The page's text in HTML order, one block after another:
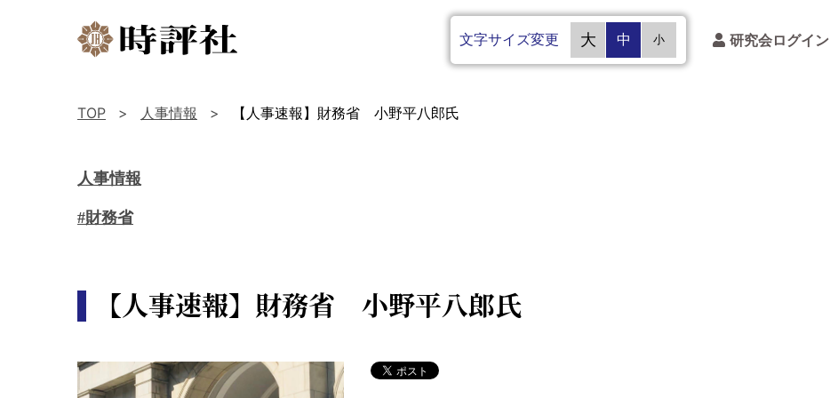
文字サイズ変更 大 中 小 研究会ログイン
TOP 人事情報 【人事速報】財務省 小野平八郎氏
人事情報
#財務省
【人事速報】財務省 小野平八郎氏